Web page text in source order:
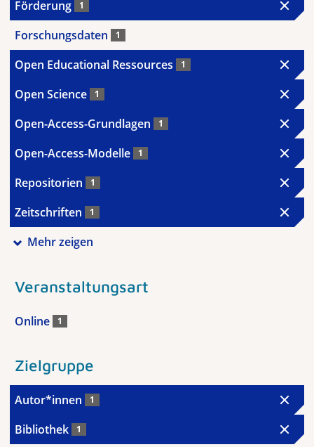
Förderung 1
Forschungsdaten 1
Open Educational Ressources 1
Open Science 1
Open-Access-Grundlagen 1
Open-Access-Modelle 1
Repositorien 1
Zeitschriften 1
Mehr zeigen
Veranstaltungsart
Online 1
Zielgruppe
Autor*innen 1
Bibliothek 1